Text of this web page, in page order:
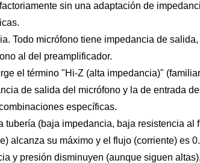
sin una adaptación de
micrófono tiene impedancia de
al del preamplificador.
término "Hi-Z (alta impedancia)"
de salida del micrófono y la de entrada
específicas.
(baja impedancia, baja resistencia al
alcanza su máximo y el flujo (corriente) es 0.
presión disminuyen (aunque siguen